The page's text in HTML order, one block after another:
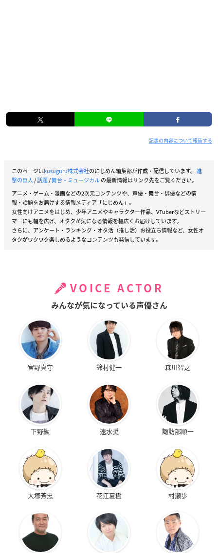
記事の内容について報告する
このページはkusuguru株式会社のにじめん編集部が作成・配信しています。 進
撃の巨人/話題/舞台・ミュージカルの最新情報はリンク先をご覧ください。
アニメ・ゲーム・漫画などの2次元コンテンツや、声優・舞台・俳優などの情
報・話題をお届けする情報メディア「にじめん」。
女性向けアニメをはじめ、少年アニメやキャラクター作品、VTuberなどストリー
マーにも幅を広げ、オタクが気になる情報を幅広くお届けしています。
さらに、アンケート・ランキング・オタ活（推し活）お役立ち情報など、女性オ
タクがワクワク楽しめるようなコンテンツも発信しています。
VOICE ACTOR
みんなが気になっている声優さん
宮野真守 鈴村健一 森川智之
下野紘 速水奨 諏訪部順一
大塚芳忠 花江夏樹 村瀬歩